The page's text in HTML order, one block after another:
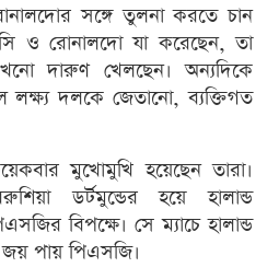
সঙ্গে তুলনা করতে চান
ও রোনালদো যা করেছেন, তা
দারুণ খেলছেন। অন্যদিকে
লক্ষ্য দলকে জেতানো, ব্যক্তিগত
মুখোমুখি হয়েছেন তারা।
ডর্টমুন্ডের হয়ে হালান্ড
বিপক্ষে। সে ম্যাচে হালান্ড
পায় পিএসজি।